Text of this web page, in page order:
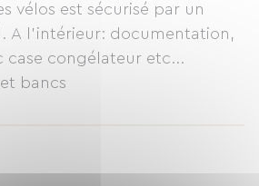
vélos est sécurisé par un
A l'intérieur: documentation,
case congélateur etc...